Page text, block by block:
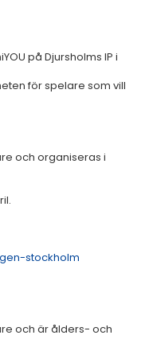
på Djursholms IP i
för spelare som vill
och organiseras i
stockholm
och är ålders- och